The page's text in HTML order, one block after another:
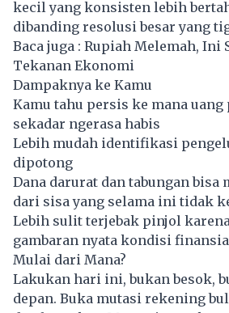
kecil yang konsisten lebih
dibanding resolusi besar yang
Baca juga : Rupiah Melemah, Ini
Tekanan Ekonomi
Dampaknya ke Kamu
Kamu tahu persis ke mana uang
sekadar ngerasa habis
Lebih mudah identifikasi
dipotong
Dana darurat dan tabungan bisa
dari sisa yang selama ini tidak
Lebih sulit terjebak pinjol
gambaran nyata kondisi
Mulai dari Mana?
Lakukan hari ini, bukan besok,
depan. Buka mutasi rekening